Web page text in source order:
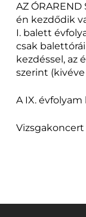
AZ ÓRAREND
én kezdődik
I. balett
csak
kezdéssel, az
szerint
A IX.